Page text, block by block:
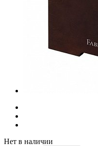
Нет в наличии